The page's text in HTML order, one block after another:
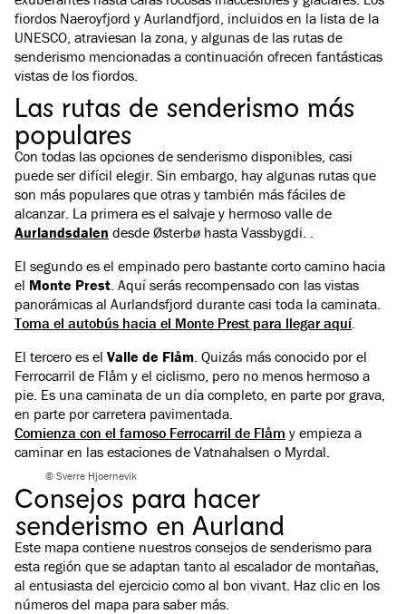
fiordos Naeroyfjord y Aurlandfjord, incluidos en la lista de la
UNESCO, atraviesan la zona, y algunas de las rutas de
senderismo mencionadas a continuación ofrecen fantásticas
vistas de los fiordos.
Las rutas de senderismo más
populares
Con todas las opciones de senderismo disponibles, casi
puede ser difícil elegir. Sin embargo, hay algunas rutas que
son más populares que otras y también más fáciles de
alcanzar. La primera es el salvaje y hermoso valle de
Aurlandsdalen desde Østerbø hasta Vassbygdi. .
El segundo es el empinado pero bastante corto camino hacia
el Monte Prest. Aquí serás recompensado con las vistas
panorámicas al Aurlandsfjord durante casi toda la caminata.
Toma el autobús hacia el Monte Prest para llegar aquí.
El tercero es el Valle de Flåm. Quizás más conocido por el
Ferrocarril de Flåm y el ciclismo, pero no menos hermoso a
pie. Es una caminata de un día completo, en parte por grava,
en parte por carretera pavimentada.
Comienza con el famoso Ferrocarril de Flåm y empieza a
caminar en las estaciones de Vatnahalsen o Myrdal.
© Sverre Hjoernevik
Consejos para hacer
senderismo en Aurland
Este mapa contiene nuestros consejos de senderismo para
esta región que se adaptan tanto al escalador de montañas,
al entusiasta del ejercicio como al bon vivant. Haz clic en los
números del mapa para saber más.